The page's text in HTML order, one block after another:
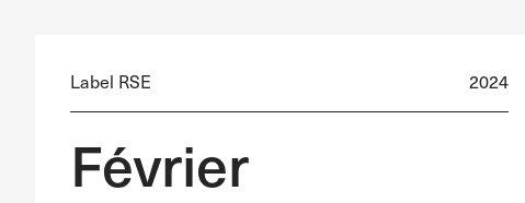
Label RSE 2024
Février